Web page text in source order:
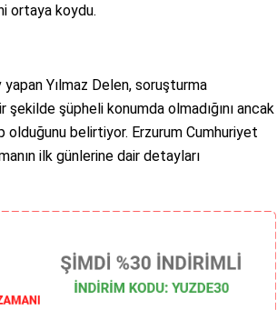
ortaya koydu.
Yılmaz Delen, soruşturma
şekilde şüpheli konumda olmadığını ancak
olduğunu belirtiyor. Erzurum Cumhuriyet
ilk günlerine dair detayları